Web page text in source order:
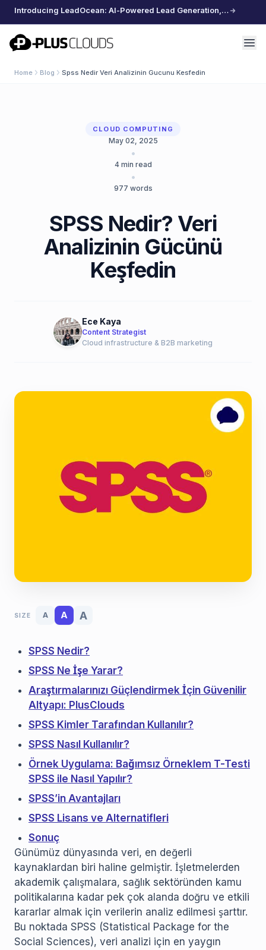
Introducing LeadOcean: AI-Powered Lead Generation, Curated Data, Effortless Scaling
PlusClouds
Home Blog Spss Nedir Veri Analizinin Gucunu Kesfedin
CLOUD COMPUTING
May 02, 2025
•
4min read
•
977 words
SPSS Nedir? Veri
Analizinin Gücünü
Keşfedin
Ece Kaya
Content Strategist
Cloud infrastructure & B2B marketing
SIZE A A A
SPSS Nedir?
SPSS Ne İşe Yarar?
Araştırmalarınızı Güçlendirmek İçin Güvenilir
Altyapı: PlusClouds
SPSS Kimler Tarafından Kullanılır?
SPSS Nasıl Kullanılır?
Örnek Uygulama: Bağımsız Örneklem T-Testi
SPSS ile Nasıl Yapılır?
SPSS’in Avantajları
SPSS Lisans ve Alternatifleri
Sonuç
Günümüz dünyasında veri, en değerli
kaynaklardan biri haline gelmiştir. İşletmelerden
akademik çalışmalara, sağlık sektöründen kamu
politikalarına kadar pek çok alanda doğru ve etkili
kararlar almak için verilerin analiz edilmesi şarttır.
Bu noktada SPSS (Statistical Package for the
Social Sciences), veri analizi için en yaygın